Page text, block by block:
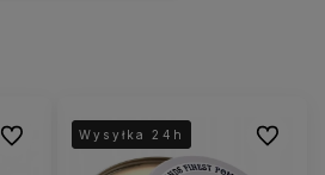
Do ulubionychWysyłka 24h
Wysyłka 24h Do